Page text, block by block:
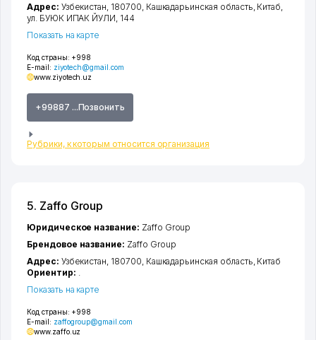
Код страны: +998
E-mail: ziyotech@gmail.com
www.ziyotech.uz
+99887 ...Позвонить
Рубрики, к которым относится организация
Адрес: Узбекистан, 180700, Кашкадарьинская область Китаб
ул. БУЮК ИПАК ЙУЛИ , 144
Показать на карте
5. Zaffo Group
Код страны: +998
E-mail: zaffogroup@gmail.com
www.zaffo.uz
Юридическое название: Zaffo Group
Брендовое название: Zaffo Group
Адрес: Узбекистан, 180700, Кашкадарьинская область Китаб
Ориентир:
Показать на карте